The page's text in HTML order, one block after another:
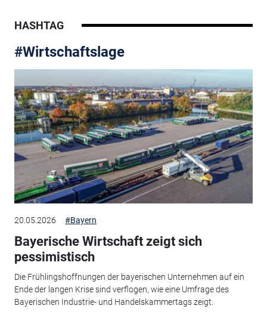
HASHTAG
#Wirtschaftslage
20.05.2026 #Bayern
Bayerische Wirtschaft zeigt sich
pessimistisch
Die Frühlingshoffnungen der bayerischen Unternehmen auf ein
Ende der langen Krise sind verflogen, wie eine Umfrage des
Bayerischen Industrie- und Handelskammertags zeigt.